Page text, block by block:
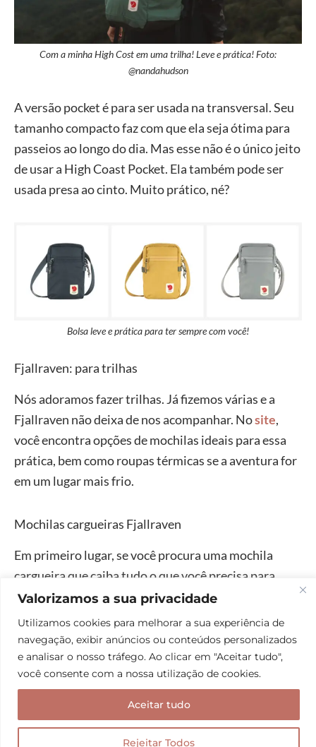
Valorizamos a sua privacidade
Utilizamos cookies para melhorar a sua experiência de
navegação, exibir anúncios ou conteúdos personalizados
e analisar o nosso tráfego. Ao clicar em "Aceitar tudo",
você consente com a nossa utilização de cookies.
Rejeitar Todos
Aceitar tudo
Com a minha High Cost em uma trilha! Leve e prática! Foto:
@nandahudson
A versão pocket é para ser usada na transversal. Seu
tamanho compacto faz com que ela seja ótima para
passeios ao longo do dia. Mas esse não é o único jeito
de usar a High Coast Pocket. Ela também pode ser
usada presa ao cinto. Muito prático, né?
Bolsa leve e prática para ter sempre com você!
Fjallraven: para trilhas
Nós adoramos fazer trilhas. Já fizemos várias e a
Fjallraven não deixa de nos acompanhar. Nosite,
você encontra opções de mochilas ideais para essa
prática, bem como roupas térmicas se a aventura for
em um lugar mais frio.
Mochilas cargueiras Fjallraven
Em primeiro lugar, se você procura uma mochila
cargueira que caiba tudo o que você precisa para
fazer a trilha em segurança, a Fjallraven conta com
dois modelos que valem a pena conhecer.
AMochila Kebvem com capacidade de 52 litros. Ela
possui bolso frontal, suporte para machado de gelo
ou bastões de caminhada, bolso lateral expansível,
alças de compressão laterais e possibilidade de
encaixe de sistema de hidratação.